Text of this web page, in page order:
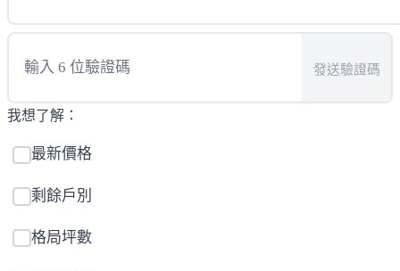
發送驗證碼
我想了解：
最新價格
剩餘戶別
格局坪數